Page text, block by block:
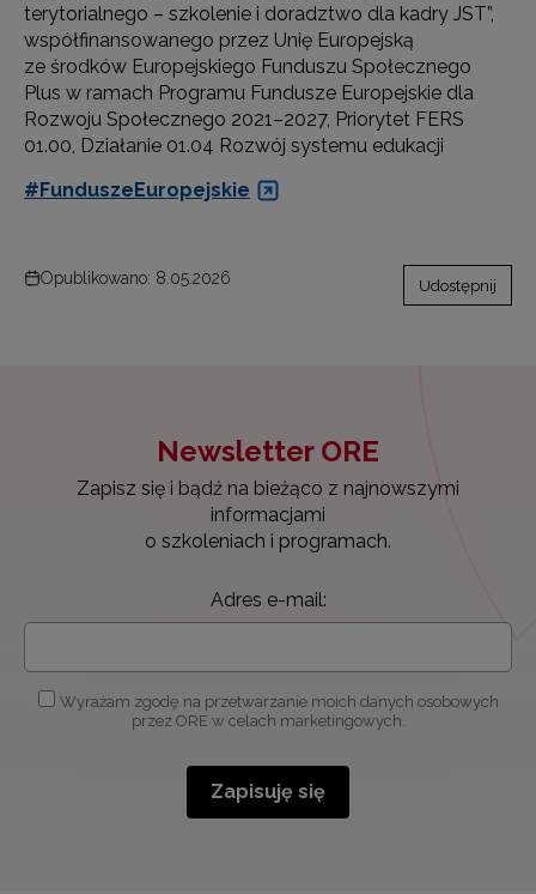
terytorialnego – szkolenie i doradztwo dla kadry JST”,
współfinansowanego przez Unię Europejską
ze środków Europejskiego Funduszu Społecznego
Plus w ramach Programu Fundusze Europejskie dla
Rozwoju Społecznego 2021–2027, Priorytet FERS
01.00, Działanie 01.04 Rozwój systemu edukacji
#FunduszeEuropejskie
Opublikowano: 8.05.2026 Udostępnij
Newsletter ORE
Zapisz się i bądź na bieżąco z najnowszymi
informacjami
o szkoleniach i programach.
Adres e-mail:
Wyrażam zgodę na przetwarzanie moich danych osobowych
przez ORE w celach marketingowych.
Zapisuję się